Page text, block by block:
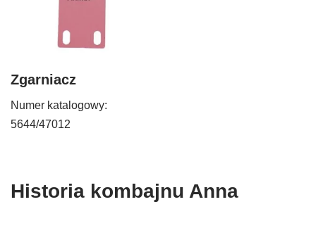
Zgarniacz
Numer katalogowy:
5644/47012
Historia kombajnu Anna